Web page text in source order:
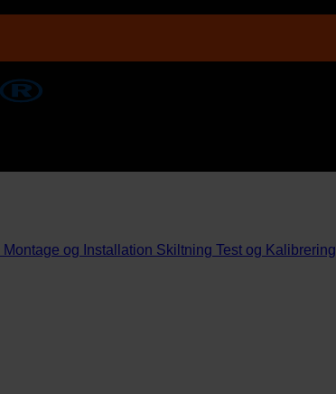
Montage og Installation Skiltning Test og Kalibrering